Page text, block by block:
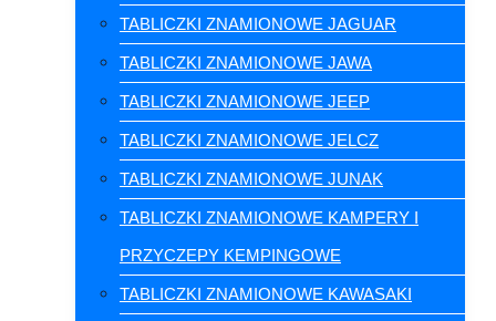
TABLICZKI ZNAMIONOWE JAGUAR
TABLICZKI ZNAMIONOWE JAWA
TABLICZKI ZNAMIONOWE JEEP
TABLICZKI ZNAMIONOWE JELCZ
TABLICZKI ZNAMIONOWE JUNAK
TABLICZKI ZNAMIONOWE KAMPERY I
PRZYCZEPY KEMPINGOWE
TABLICZKI ZNAMIONOWE KAWASAKI